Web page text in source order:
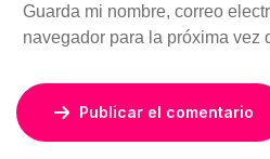
Guarda mi nombre, correo
navegador para la próxima vez
Publicar el comentario